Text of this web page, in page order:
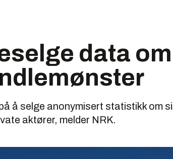
data om
å selge anonymisert statistikk om
aktører, melder NRK.